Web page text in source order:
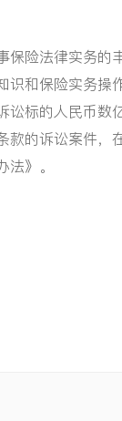
保险法律实务的
识和保险实务操
讼标的人民币数
款的诉讼案件，
》。